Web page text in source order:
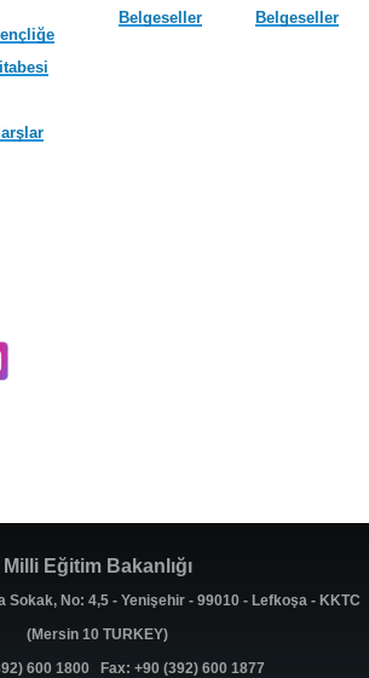
Belgeseller Belgeseller
Milli Eğitim Bakanlığı
Sokak, No: 4,5 - Yenişehir - 99010 - Lefkoşa - KKTC
(Mersin 10 TURKEY)
600 1800 Fax: +90 (392) 600 1877